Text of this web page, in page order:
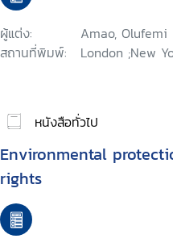
ผู้แต่ง:
Amao, Olufemi
สถานที่พิมพ์:
London ;New
หนังสือทั่วไป
Environmental
rights